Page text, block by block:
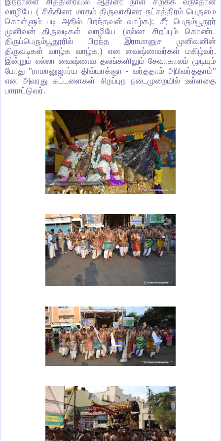
வாழியே ( சித்திரை மாதம் திருவாதிரை நட்சத்திரம் பெருமை
கொள்ளும் படி அதில் பிறந்தவன் வாழ்க); சீர் பெரும்பூதூர்
முனிவன் திருவடிகள் வாழியே (எல்லா சிறப்பும் கொண்ட
திருப்பெரும்பூதூரில் பிறந்த இராமானுச முனிவனின்
திருவடிகள் வாழ்க வாழ்க.) என வைஷ்ணவர்கள் மகிழ்வர்.
இன்றும் எல்லா வைஷ்ணவ தலங்களிலும் சேவாகாலம் முடியும்
போது "ராமானுஜார்ய திவ்யாக்ஞா - வர்ததாம் அபிவர்ததாம்"
என அவரது கட்டளைகள் சிறப்புற நடைமுறையில் உள்ளதை
பாராட்டுவர்.